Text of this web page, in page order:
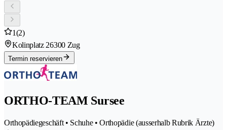
1(2)
Kolinplatz 26300 Zug
Termin reservieren
ORTHO-TEAM Sursee
Orthopädiegeschäft • Schuhe • Orthopädie (ausserhalb Rubrik Ärzte)